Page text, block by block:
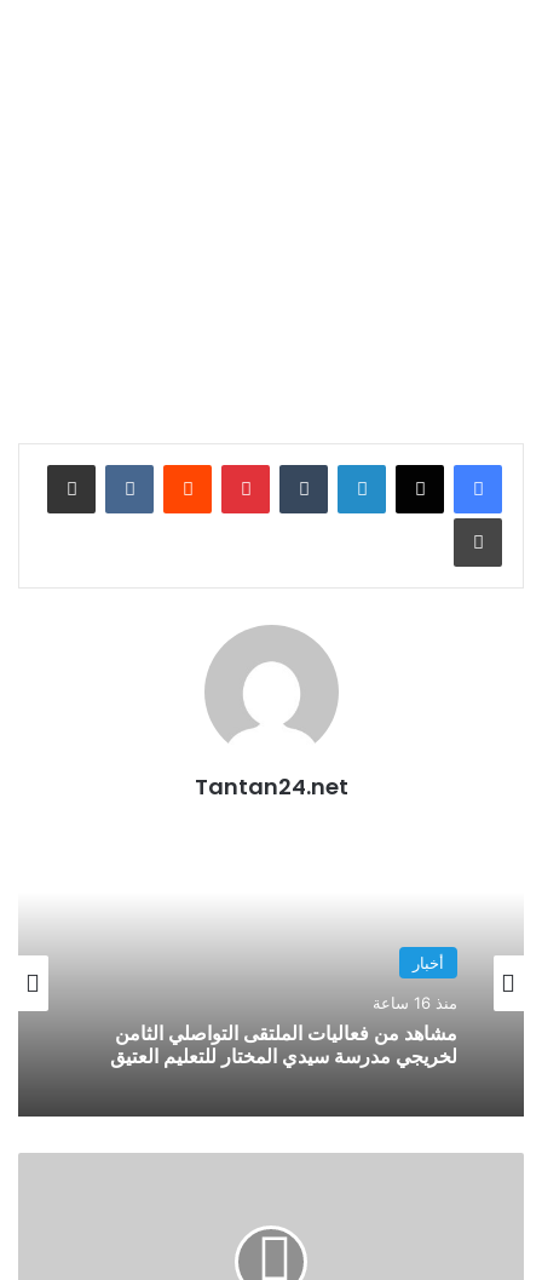
لينكدإن بينتيريست مشاركة عبر البريد
طباعة
Tantan24.net
أخبار
منذ 16 ساعة
مشاهد من فعاليات الملتقى التواصلي الثامن
لخريجي مدرسة سيدي المختار للتعليم العتيق